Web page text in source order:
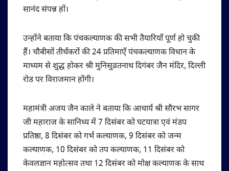
सानंद संपन्न हों।
उन्होंने बताया कि पंचकल्याणक की सभी तैयारियाँ पूर्ण हो चुकी
हैं। चौबीसों तीर्थंकरों की 24 प्रतिमाएँ पंचकल्याणक विधान के
माध्यम से शुद्ध होकर श्री मुनिसुव्रतनाथ दिगंबर जैन मंदिर, दिल्ली
रोड पर विराजमान होंगी।
महामंत्री अजय जैन काले ने बताया कि आचार्य श्री सौरभ सागर
जी महाराज के सानिध्य में 7 दिसंबर को घटयात्रा एवं मंडप
प्रतिष्ठा, 8 दिसंबर को गर्भ कल्याणक, 9 दिसंबर को जन्म
कल्याणक, 10 दिसंबर को तप कल्याणक, 11 दिसंबर को
केवलज्ञान महोत्सव तथा 12 दिसंबर को मोक्ष कल्याणक के साथ